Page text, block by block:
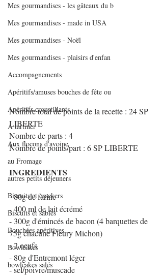
Mes gourmandises - les gâteaux du b
Mes gourmandises - made in USA
Mes gourmandises - Noël
Mes gourmandises - plaisirs d'enfan
Accompagnements
Apéritifs/amuses bouches de fête ou
Apéritifs croustillants
A tartiner
Aux flocons d'avoine
au Fromage
autres petits déjeuners
Biscuits et crackers
Biscuits et sablés
Bouchées apéritives
Bowlcakes
bowlcakes salés
Nombre total de points de la recette : 24 SP
LIBERTE
Nombre de parts : 4
Nombre de points/part : 6 SP LIBERTE
INGREDIENTS
- 80g de farine
- 400 ml de lait écrémé
- 300g d'émincés de bacon (4 barquettes de
75g chacune Fleury Michon)
- 2 oeufs
- 80g d'Entremont léger
- sel/poivre/muscade